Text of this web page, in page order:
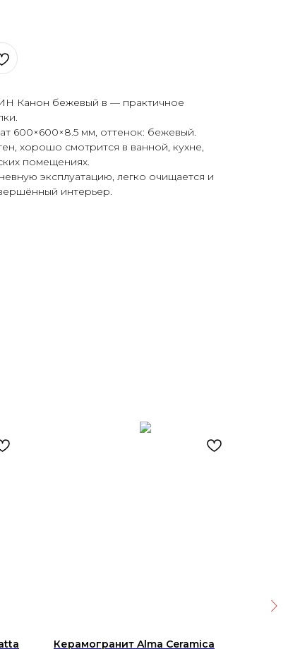
Канон бежевый в — практичное
600×600×8.5 мм, оттенок: бежевый.
хорошо смотрится в ванной, кухне,
помещениях.
эксплуатацию, легко очищается и
интерьер.
Керамогранит Alma Ceramica